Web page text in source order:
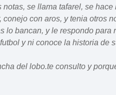
notas, se llama tafarel, se
conejo con aros, y tenia otros
lo bancan, y le respondo para
y ni conoce la historia de
del lobo.te consulto y